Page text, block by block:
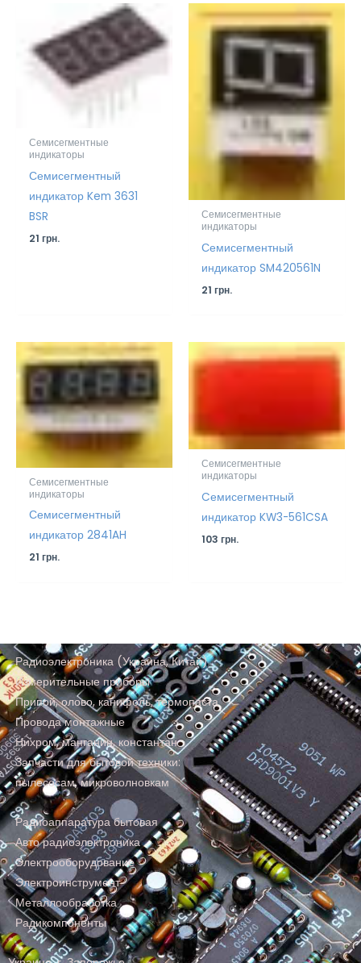
Семисегментные
индикаторы
Семисегментный
индикатор Kem 3631
BSR
21грн.
Семисегментные
индикаторы
Семисегментный
индикатор SM420561N
21грн.
Семисегментные
индикаторы
Семисегментный
индикатор 2841AH
21грн.
Семисегментные
индикаторы
Cемисегментный
индикатор KW3-561CSA
103грн.
Радиоэлектроника (Украина, Китай)
Измерительные приборы
Припой, олово, канифоль, термопаста
Провода монтажные
Нихром, манганин, константан
Запчасти для бытовой техники:
пылесосам, микроволновкам
Радиоаппаратура бытовая
Авто радиоэлектроника
Электрооборудование
Электроинструмент
Металлообработка
Радикомпоненты